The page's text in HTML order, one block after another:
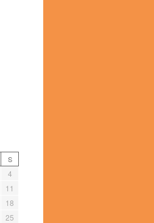
S
4
11
18
25